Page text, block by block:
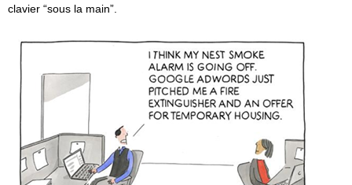
clavier “sous la main”.